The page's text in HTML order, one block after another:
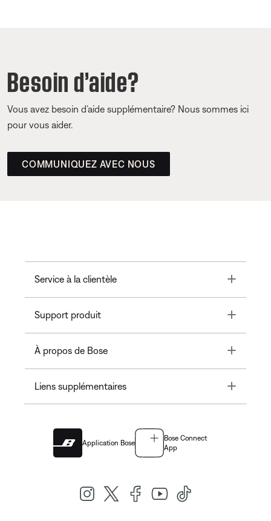
Besoin d’aide?
Vous avez besoin d’aide supplémentaire? Nous sommes ici
pour vous aider.
COMMUNIQUEZ AVEC NOUS
Service à la clientèle Toggle
Support produit Toggle
À propos de Bose Toggle
Liens supplémentaires Toggle
Application Bose
Bose Connect
App